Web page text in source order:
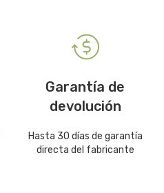
Garantía de
devolución
Hasta 30 días de garantía
directa del fabricante